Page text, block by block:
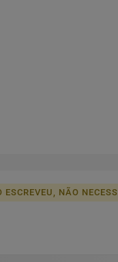
NÃO